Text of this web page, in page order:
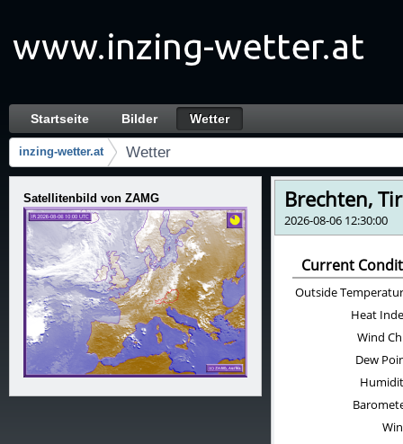
Wetter
Navigation
Startseite Bilder Wetter
Brotkrumen (Wo bin ich?)
inzing-wetter.at Wetter
Satellitenbild von ZAMG